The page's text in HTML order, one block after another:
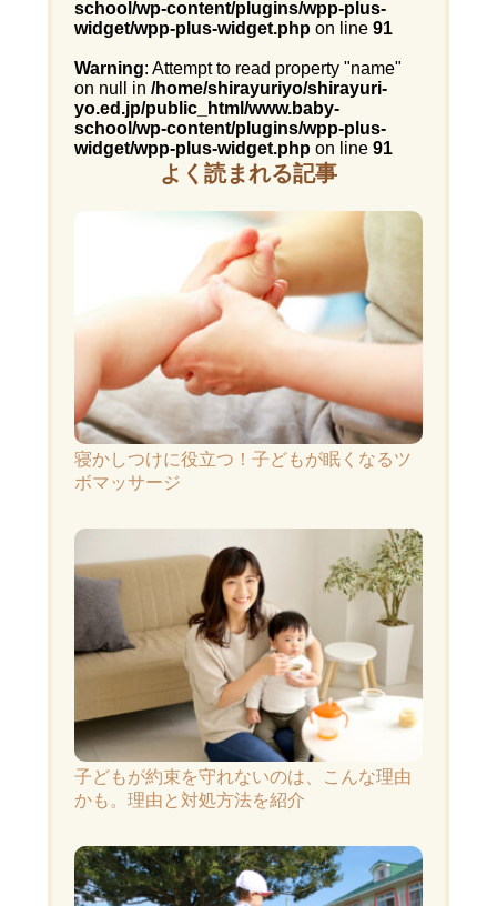
school/wp-content/plugins/wpp-plus-
widget/wpp-plus-widget.phpon line 91
Warning: Attempt to read property "name"
on null in /home/shirayuriyo/shirayuri-
yo.ed.jp/public_html/www.baby-
school/wp-content/plugins/wpp-plus-
widget/wpp-plus-widget.phpon line 91
よく読まれる記事
寝かしつけに役立つ！子どもが眠くなるツ
ボマッサージ
子どもが約束を守れないのは、こんな理由
かも。理由と対処方法を紹介